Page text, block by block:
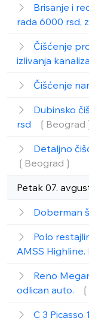
Brisanje i
rada 6000 rsd,
Čišćenje
izlivanja
Čišćenje
Dubinsko
rsd
Detaljno
❲Beograd❳
Petak 07.
Doberman
Polo
AMSS Highline.
Reno
odlican auto.
C 3 Picasso